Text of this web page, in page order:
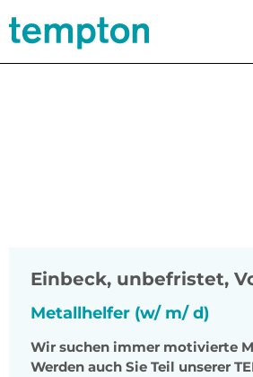
Einbeck, unbefristet,
Metallhelfer (w/ m/ d)
Wir suchen immer motivierte
Werden auch Sie Teil unserer